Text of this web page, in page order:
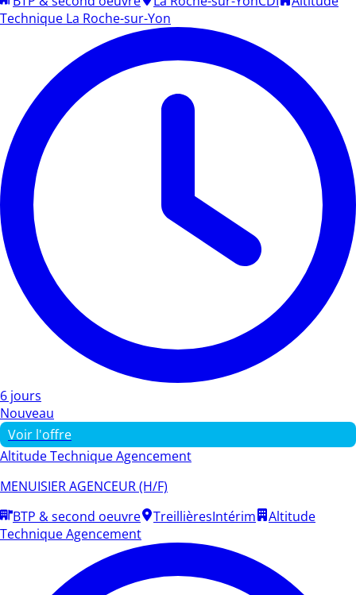
Technique La Roche-sur-Yon
6 jours
Nouveau
Voir l'offre
Altitude Technique Agencement
MENUISIER AGENCEUR (H/F)
BTP & second oeuvre
TreillièresIntérim
Altitude
Technique Agencement